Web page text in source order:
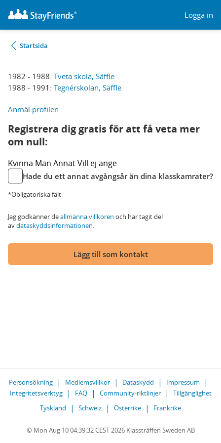
Logga in
Startsida
1982 - 1988: Tveta skola, Säffle
1988 - 1991: Tegnérskolan, Säffle
Anmäl profilen
Registrera dig gratis för att få veta mer
om null:
Kvinna Man AnnatVill ej ange
Hade du ett annat avgångsår än dina klasskamrater?
*Obligatoriska fält
Jag godkänner deallmänna villkoren och har tagit del
avdataskyddsinformationen.
Lägg till som kontakt
Personsökning Medlemsvillkor Dataskydd
Impressum
Integritetsverktyg
FAQ Community-riktlinjer
Tillgänglighet
Tyskland
Schweiz Österrike Frankrike
© Mon Aug 10 04:39:32 CEST 2026 Klassträffen Sweden AB